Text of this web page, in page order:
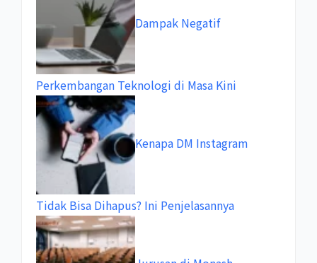
Dampak Negatif
Perkembangan Teknologi di Masa Kini
Kenapa DM Instagram
Tidak Bisa Dihapus? Ini Penjelasannya